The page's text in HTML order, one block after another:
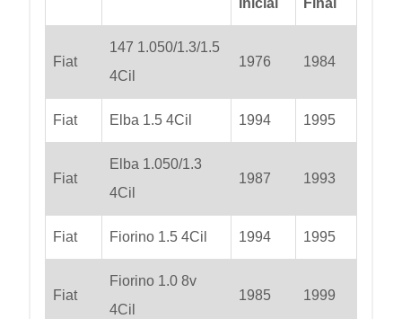
Inicial Final
Fiat
147 1.050/1.3/1.5
4Cil
1976 1984
Fiat Elba 1.5 4Cil 1994 1995
Fiat
Elba 1.050/1.3
4Cil
1987 1993
Fiat Fiorino 1.5 4Cil 1994 1995
Fiat
Fiorino 1.0 8v
4Cil
1985 1999